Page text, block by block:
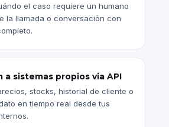
el caso requiere un humano
la llamada o conversación con
a sistemas propios via API
stocks, historial de cliente o
en tiempo real desde tus